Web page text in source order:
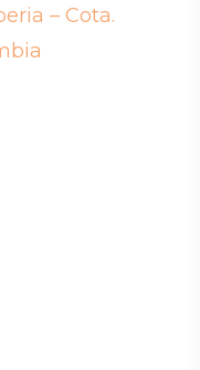
– Cota.